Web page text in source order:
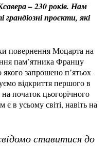
– 230 років. Нам
проєкти, які
повернення Моцарта на
пам’ятника Францу
запрошено п’ятьох
відкриття першого в
початок цьогорічного
в усьому світі, навіть на
ставитися до